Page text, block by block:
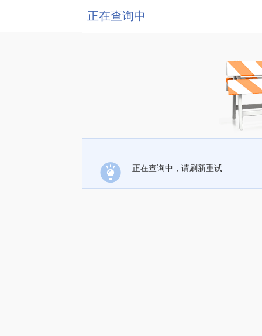
正在查询中
正在查询中，请刷新重试